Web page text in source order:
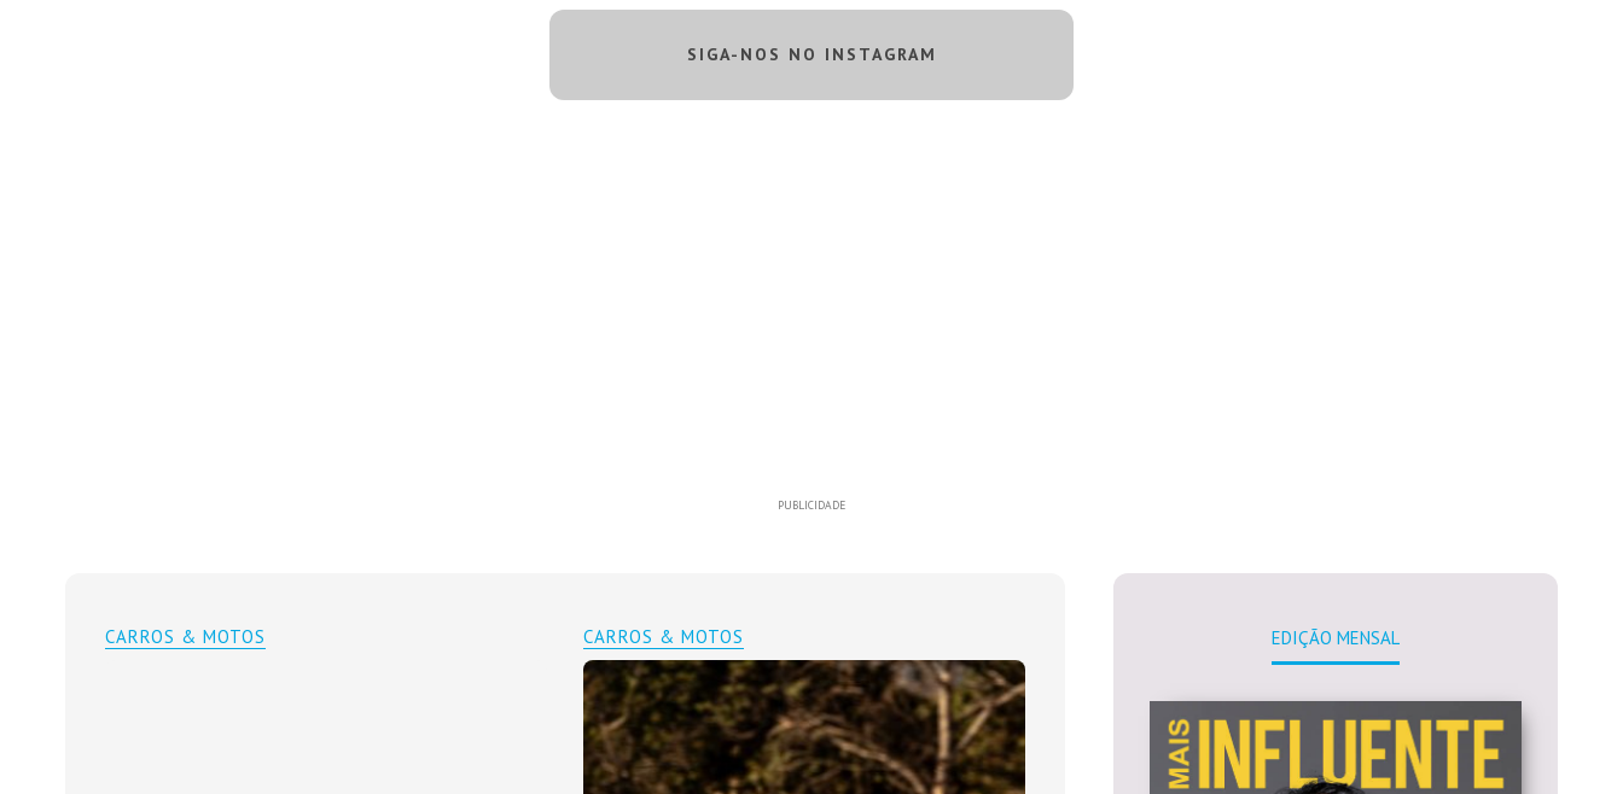
SIGA-NOS NO INSTAGRAM
PUBLICIDADE
CARROS & MOTOS
CARROS & MOTOS EDIÇÃO MENSAL